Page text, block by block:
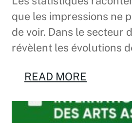
que les impressions ne
de voir. Dans le secteur
révèlent les évolutions
READ MORE